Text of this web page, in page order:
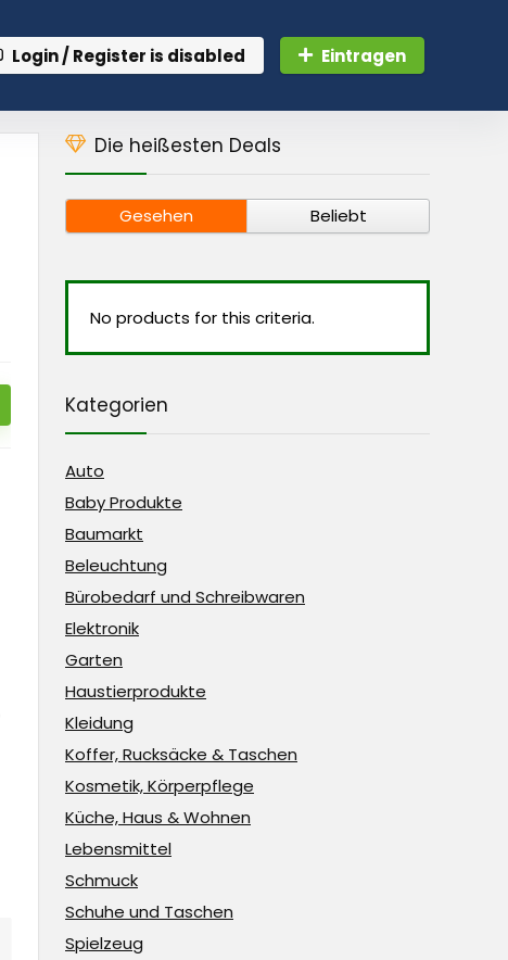
Login / Register is disabled Eintragen
Die heißesten Deals
Gesehen Beliebt
No products for this criteria.
Kategorien
Auto
Baby Produkte
Baumarkt
Beleuchtung
Bürobedarf und Schreibwaren
Elektronik
Garten
Haustierprodukte
Kleidung
Koffer, Rucksäcke & Taschen
Kosmetik, Körperpflege
Küche, Haus & Wohnen
Lebensmittel
Schmuck
Schuhe und Taschen
Spielzeug